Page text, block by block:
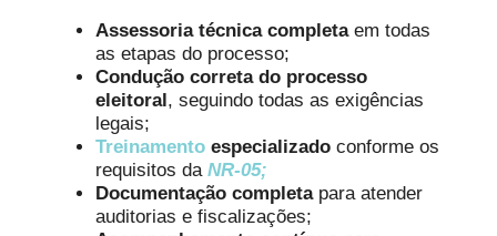
Assessoria técnica completaem todas
as etapas do processo;
Condução correta do processo
eleitoral , seguindo todas as exigências
legais;
Treinamento especializado conforme os
requisitos daNR-05;
Documentação completapara atender
auditorias e fiscalizações;